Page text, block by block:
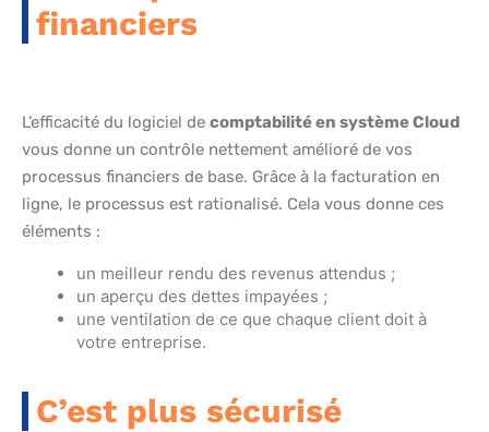
financiers
L’efficacité du logiciel de comptabilité en système Cloud
vous donne un contrôle nettement amélioré de vos
processus financiers de base. Grâce à la facturation en
ligne, le processus est rationalisé. Cela vous donne ces
éléments :
un meilleur rendu des revenus attendus ;
un aperçu des dettes impayées ;
une ventilation de ce que chaque client doit à
votre entreprise.
C’est plus sécurisé